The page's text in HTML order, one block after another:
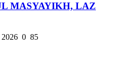
MASYAYIKH, LAZ
0 85